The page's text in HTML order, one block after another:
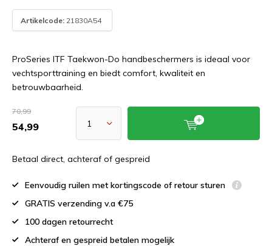
Artikelcode: 21830A54
ProSeries ITF Taekwon-Do handbeschermers is ideaal voor
vechtsporttraining en biedt comfort, kwaliteit en
betrouwbaarheid.
70,99
54,99
Betaal direct, achteraf of gespreid
Eenvoudig ruilen met kortingscode of retour sturen
GRATIS verzending v.a €75
100 dagen retourrecht
Achteraf en gespreid betalen mogelijk